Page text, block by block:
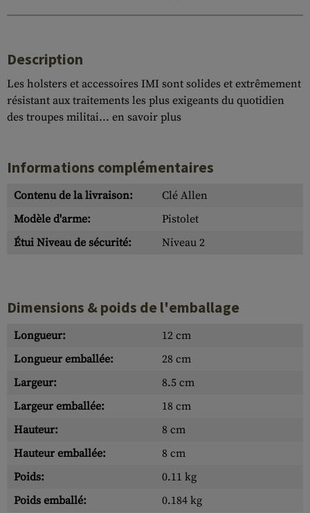
Description
Les holsters et accessoires IMI sont solides et extrêmement
résistant aux traitements les plus exigeants du quotidien
des troupes militai... en savoir plus
Informations complémentaires
Contenu de la livraison:
Clé Allen
Modèle d'arme:
Pistolet
Étui Niveau de sécurité:
Niveau 2
Dimensions & poids de l'emballage
Longueur:
12 cm
Longueur emballée:
28 cm
Largeur:
8.5 cm
Largeur emballée:
18 cm
Hauteur:
8 cm
Hauteur emballée:
8 cm
Poids:
0.11 kg
Poids emballé:
0.184 kg